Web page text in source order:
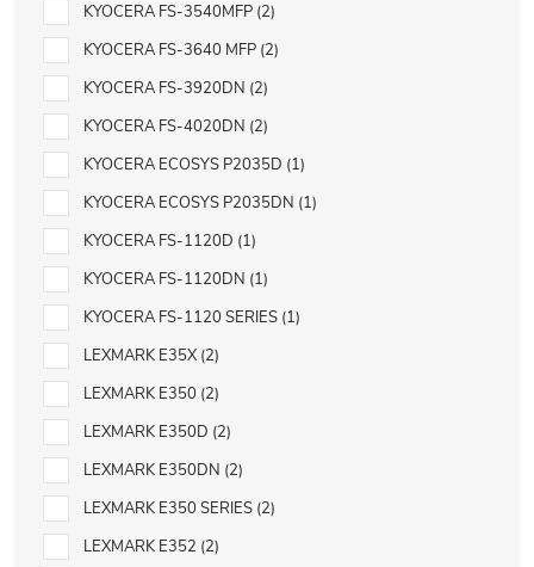
KYOCERA FS-3540MFP 2
KYOCERA FS-3640 MFP 2
KYOCERA FS-3920DN 2
KYOCERA FS-4020DN 2
KYOCERA ECOSYS P2035D 1
KYOCERA ECOSYS P2035DN 1
KYOCERA FS-1120D 1
KYOCERA FS-1120DN 1
KYOCERA FS-1120 SERIES 1
LEXMARK E35X 2
LEXMARK E350 2
LEXMARK E350D 2
LEXMARK E350DN 2
LEXMARK E350 SERIES 2
LEXMARK E352 2